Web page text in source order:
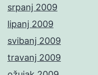
srpanj 2009
lipanj 2009
svibanj 2009
travanj 2009